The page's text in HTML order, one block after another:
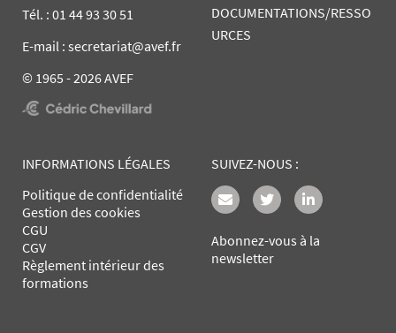
Tél. : 01 44 93 30 51
E-mail : secretariat@avef.fr
© 1965 - 2026 AVEF
DOCUMENTATIONS/RESSO
URCES
INFORMATIONS LÉGALES
Politique de confidentialité
Gestion des cookies
CGU
CGV
Règlement intérieur des
formations
SUIVEZ-NOUS :
Abonnez-vous à la
newsletter